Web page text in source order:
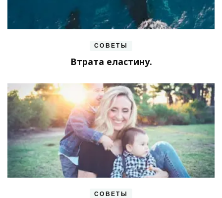
СОВЕТЫ
Втрата еластину.
СОВЕТЫ